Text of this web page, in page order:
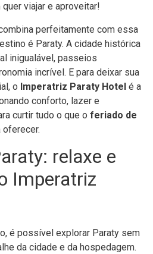
viajar e aproveitar!
perfeitamente com essa
é Paraty. A cidade histórica
inigualável, passeios
incrível. E para deixar sua
o Imperatriz Paraty Hotel é a
conforto, lazer e
curtir tudo o que o feriado de
oferecer.
relaxe e
Imperatriz
é possível explorar Paraty sem
da cidade e da hospedagem.